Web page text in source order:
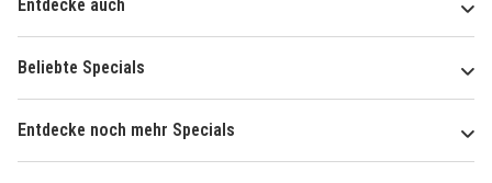
Entdecke auch
Beliebte Specials
Entdecke noch mehr Specials